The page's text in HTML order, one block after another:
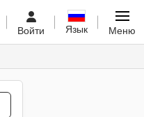
Войти Язык Меню